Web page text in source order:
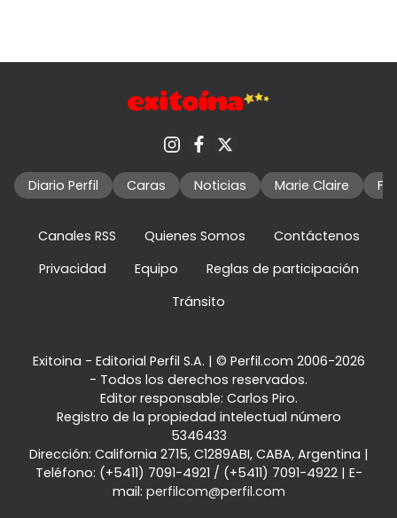
Diario Perfil Caras Noticias Marie Claire
Canales RSS Quienes Somos
Contáctenos
Privacidad
Equipo
Reglas de participación
Tránsito
Exitoina - Editorial Perfil S.A. | © Perfil.com 2006-2026
- Todos los derechos reservados.
Editor responsable: Carlos Piro.
Registro de la propiedad intelectual número
5346433
Dirección: California 2715, C1289ABI, CABA, Argentina |
Teléfono: (+5411) 7091-4921 / (+5411) 7091-4922| E-
mail: perfilcom@perfil.com